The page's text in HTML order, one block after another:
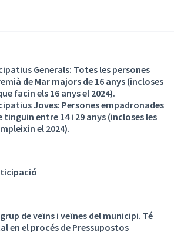
Participatius Juvenils.
de les propostes
€es distribuirà de la manera
Generals: 440.000 €
mitjanes i petites
Joves: 60.000 €
Generals: Totes les persones
de Mar majors de 16 anys (incloses
facin els 16 anys el 2024).
Joves: Persones empadronades
tinguin entre 14 i 29 anys (incloses les
el 2024).
de veïns i veïnes del municipi. Té
en el procés de Pressupostos